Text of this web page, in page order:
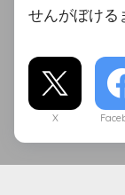
せんがぼける
X